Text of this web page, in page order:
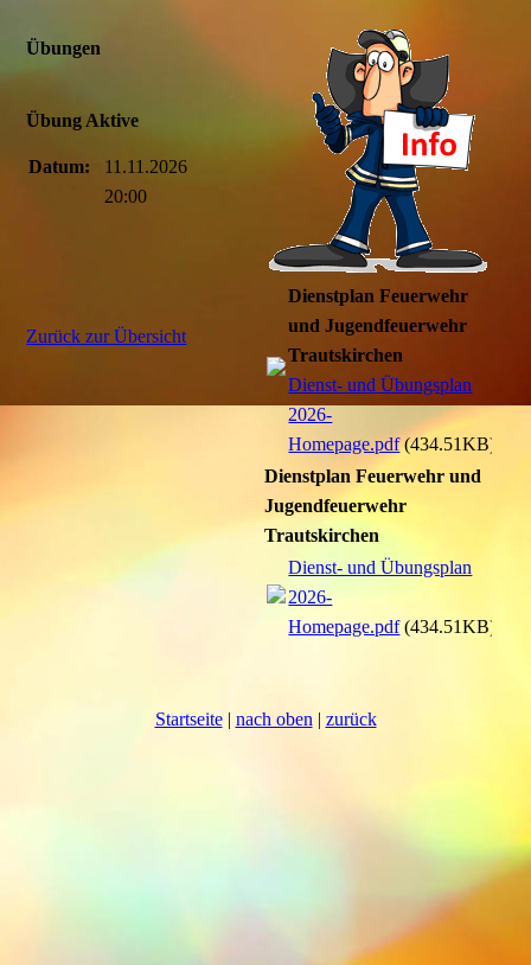
Übungen
Übung Aktive
Datum:
11.11.2026
20:00
Zurück zur Übersicht
Dienstplan Feuerwehr
und Jugendfeuerwehr
Trautskirchen
Dienst- und Übungsplan
2026-
Homepage.pdf(434.51KB)
Dienstplan Feuerwehr und
Jugendfeuerwehr
Trautskirchen
Dienst- und Übungsplan
2026-
Homepage.pdf(434.51KB)
Startseite| nach oben | zurück